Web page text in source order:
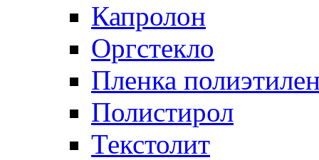
Капролон
Оргстекло
Пленка
Полистирол
Текстолит